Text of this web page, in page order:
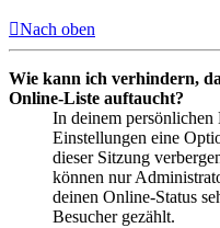
Nach oben
Wie kann ich verhindern,
Online-Liste auftaucht?
In deinem
Einstellungen eine
dieser Sitzung
können nur
deinen Online-Status
Besucher gezählt.